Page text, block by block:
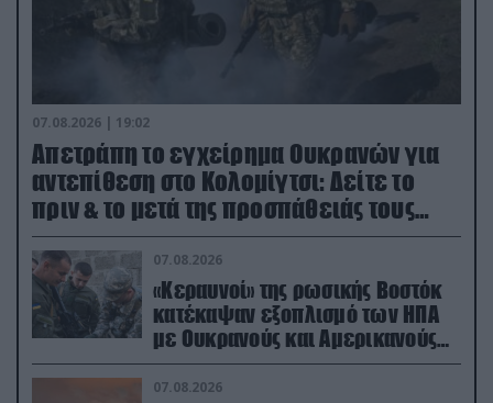
07.08.2026 | 19:02
Απετράπη το εγχείρημα Ουκρανών για
αντεπίθεση στο Κολομίγτσι: Δείτε το
πριν & το μετά της προσπάθειάς τους
(βίντεο)
07.08.2026
«Κεραυνοί» της ρωσικής Βοστόκ
κατέκαψαν εξοπλισμό των ΗΠΑ
με Ουκρανούς και Αμερικανούς
μισθοφόρους – Δείτε βίντεο
07.08.2026